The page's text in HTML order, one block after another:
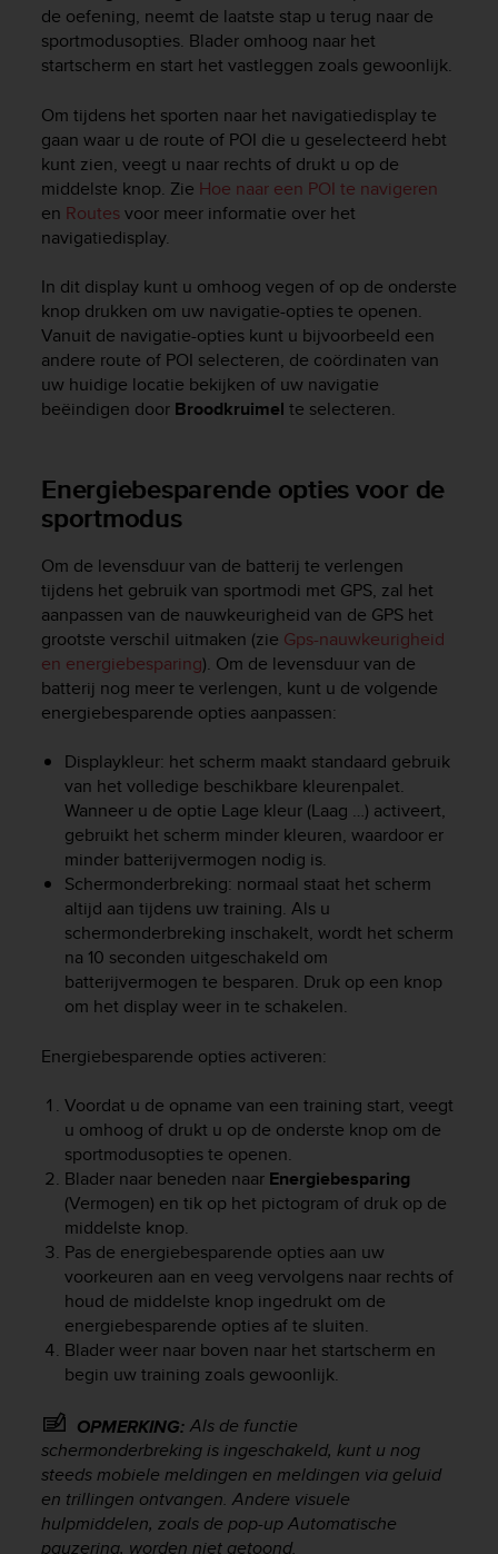
de oefening, neemt de laatste stap u terug naar de
sportmodusopties. Blader omhoog naar het
startscherm en start het vastleggen zoals gewoonlijk.
Om tijdens het sporten naar het navigatiedisplay te
gaan waar u de route of POI die u geselecteerd hebt
kunt zien, veegt u naar rechts of drukt u op de
middelste knop. Zie Hoe naar een POI te navigeren
en Routesvoor meer informatie over het
navigatiedisplay.
In dit display kunt u omhoog vegen of op de onderste
knop drukken om uw navigatie-opties te openen.
Vanuit de navigatie-opties kunt u bijvoorbeeld een
andere route of POI selecteren, de coördinaten van
uw huidige locatie bekijken of uw navigatie
beëindigen door Broodkruimel te selecteren.
Energiebesparende opties voor de
sportmodus
Om de levensduur van de batterij te verlengen
tijdens het gebruik van sportmodi met GPS, zal het
aanpassen van de nauwkeurigheid van de GPS het
grootste verschil uitmaken (zie Gps-nauwkeurigheid
en energiebesparing). Om de levensduur van de
batterij nog meer te verlengen, kunt u de volgende
energiebesparende opties aanpassen:
Displaykleur: het scherm maakt standaard gebruik
van het volledige beschikbare kleurenpalet.
Wanneer u de optie Lage kleur (Laag …) activeert,
gebruikt het scherm minder kleuren, waardoor er
minder batterijvermogen nodig is.
Schermonderbreking: normaal staat het scherm
altijd aan tijdens uw training. Als u
schermonderbreking inschakelt, wordt het scherm
na 10 seconden uitgeschakeld om
batterijvermogen te besparen. Druk op een knop
om het display weer in te schakelen.
Energiebesparende opties activeren:
Voordat u de opname van een training start, veegt
u omhoog of drukt u op de onderste knop om de
sportmodusopties te openen.
Blader naar beneden naar Energiebesparing
(Vermogen) en tik op het pictogram of druk op de
middelste knop.
Pas de energiebesparende opties aan uw
voorkeuren aan en veeg vervolgens naar rechts of
houd de middelste knop ingedrukt om de
energiebesparende opties af te sluiten.
Blader weer naar boven naar het startscherm en
begin uw training zoals gewoonlijk.
OPMERKING: Als de functie
schermonderbreking is ingeschakeld, kunt u nog
steeds mobiele meldingen en meldingen via geluid
en trillingen ontvangen. Andere visuele
hulpmiddelen, zoals de pop-up Automatische
pauzering, worden niet getoond.